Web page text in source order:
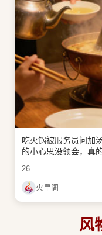
吃火锅被服务员问加
的小心思没领会，真
26
火皇阁
风